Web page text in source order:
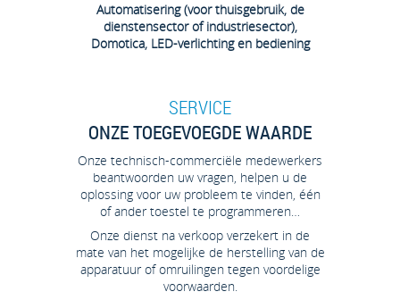
Automatisering (voor thuisgebruik, de
dienstensector of industriesector),
Domotica, LED-verlichting en bediening
SERVICE
ONZE TOEGEVOEGDE WAARDE
Onze technisch-commerciële medewerkers
beantwoorden uw vragen, helpen u de
oplossing voor uw probleem te vinden, één
of ander toestel te programmeren…
Onze dienst na verkoop verzekert in de
mate van het mogelijke de herstelling van de
apparatuur of omruilingen tegen voordelige
voorwaarden.